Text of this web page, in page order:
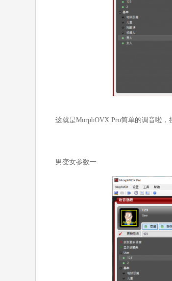
这就是MorphOVX Pro简单的调音啦，
男变女参数一: